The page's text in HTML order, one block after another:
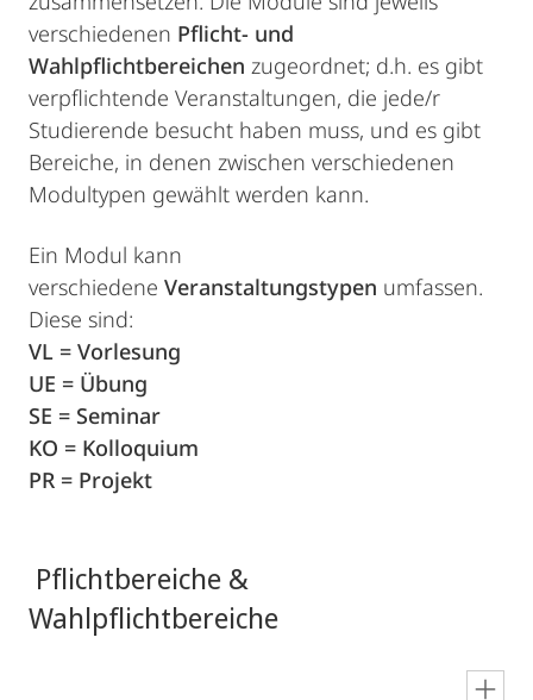
verschiedenen Pflicht- und
Wahlpflichtbereichen zugeordnet; d.h. es gibt
verpflichtende Veranstaltungen, die jede/r
Studierende besucht haben muss, und es gibt
Bereiche, in denen zwischen verschiedenen
Modultypen gewählt werden kann.
Ein Modul kann
verschiedene Veranstaltungstypen umfassen.
Diese sind:
VL = Vorlesung
UE = Übung
SE = Seminar
KO = Kolloquium
PR = Projekt
Pflichtbereiche &
Wahlpflichtbereiche